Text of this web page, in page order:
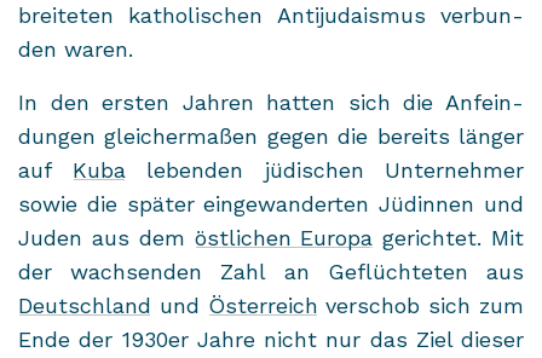
brei­te­ten ka­tho­li­schen An­ti­ju­da­is­mus ver­bun­
den waren.
In den ers­ten Jah­ren hat­ten sich die An­fein­
dun­gen glei­cher­ma­ßen gegen die be­reits län­ger
auf Kubale­ben­den jü­di­schen Un­ter­neh­mer
sowie die spä­ter ein­ge­wan­der­ten Jü­din­nen und
Juden aus dem öst­li­chen Eu­ro­pa ge­rich­tet. Mit
der wach­sen­den Zahl an Ge­flüch­te­ten aus
Deutsch­land und Ös­ter­reich ver­schob sich zum
Ende der 1930er Jahre nicht nur das Ziel die­ser